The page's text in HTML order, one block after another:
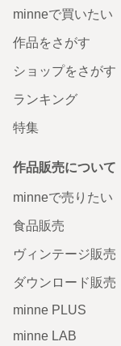
minneで買いたい
作品をさがす
ショップをさがす
ランキング
特集
作品販売について
minneで売りたい
食品販売
ヴィンテージ販売
ダウンロード販売
minne PLUS
minne LAB